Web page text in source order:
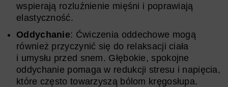
wspierają rozluźnienie mięśni i poprawiają
elastyczność.
Oddychanie: Ćwiczenia oddechowe mogą
również przyczynić się do relaksacji ciała
i umysłu przed snem. Głębokie, spokojne
oddychanie pomaga w redukcji stresu i napięcia,
które często towarzyszą bólom kręgosłupa.